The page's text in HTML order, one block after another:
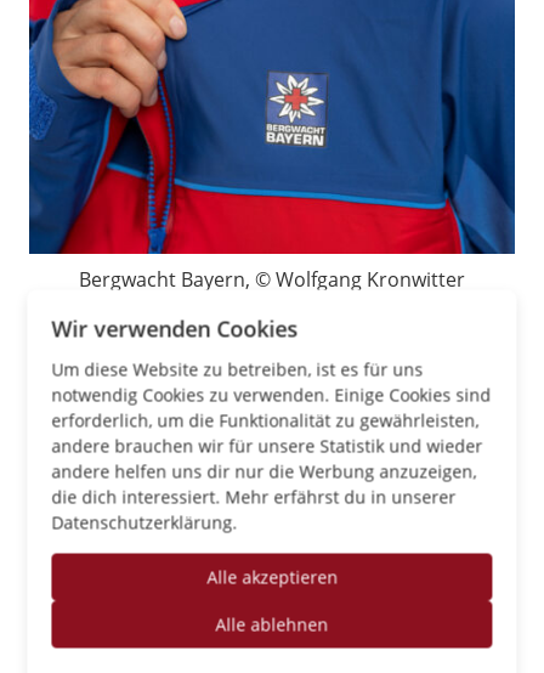
Bergwacht Bayern, © Wolfgang Kronwitter
„Da steckt viel Bayern drin“ – Spende
Wir verwenden Cookies
Um diese Website zu betreiben, ist es für uns
notwendig Cookies zu verwenden. Einige Cookies sind
erforderlich, um die Funktionalität zu gewährleisten,
andere brauchen wir für unsere Statistik und wieder
andere helfen uns dir nur die Werbung anzuzeigen,
die dich interessiert. Mehr erfährst du in unserer
Datenschutzerklärung.
Alle akzeptieren
Alle ablehnen